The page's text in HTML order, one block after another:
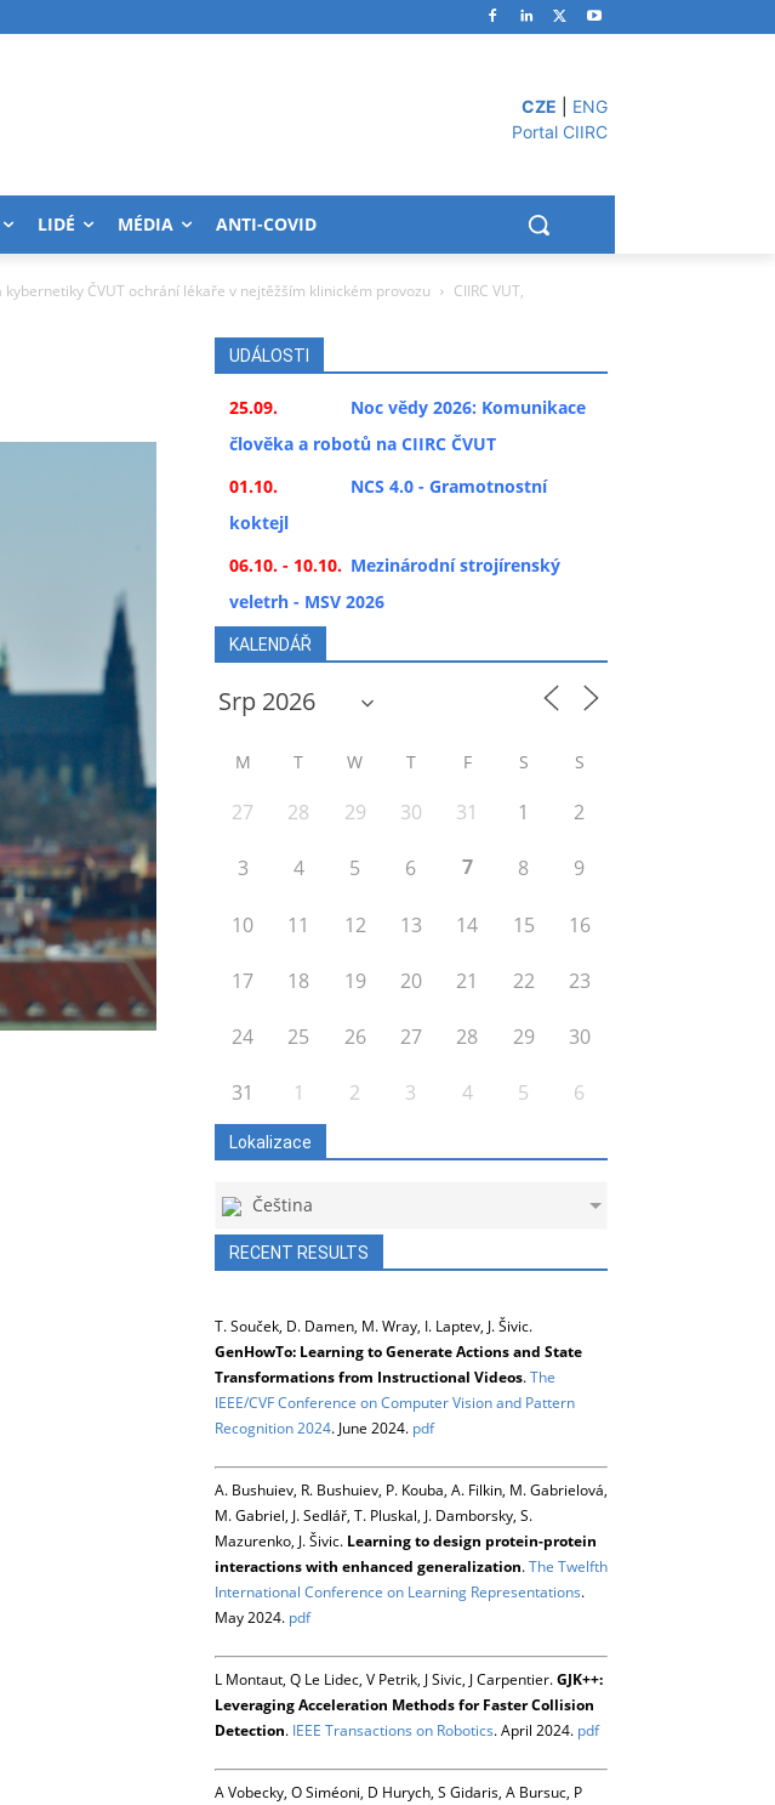
CZE
ENG
Portal CIIRC
LIDÉ MÉDIA ANTI-COVID
ČVUT ochrání lékaře v nejtěžším klinickém provozu
CIIRC VUT,
UDÁLOSTI
25.09.
Noc vědy 2026: Komunikace
člověka a robotů na CIIRC ČVUT
01.10.
NCS 4.0 - Gramotnostní
koktejl
06.10. - 10.10. Mezinárodní strojírenský
veletrh - MSV 2026
KALENDÁŘ
M T W T F S S
27 28 29 30 31 1 2
3 4 5 6 7 8 9
10 11 12 13 14 15 16
17 18 19 20 21 22 23
24 25 26 27 28 29 30
31 1 2 3 4 5 6
Lokalizace
Čeština
RECENT RESULTS
T. Souček, D. Damen, M. Wray, I. Laptev, J. Šivic.
GenHowTo: Learning to Generate Actions and State
Transformations from Instructional Videos.The
IEEE/CVF Conference on Computer Vision and Pattern
Recognition 2024. June 2024. pdf
A. Bushuiev, R. Bushuiev, P. Kouba, A. Filkin, M. Gabrielová,
M. Gabriel, J. Sedlář, T. Pluskal, J. Damborsky, S.
Mazurenko, J. Šivic. Learning to design protein-protein
interactions with enhanced generalization.The Twelfth
International Conference on Learning Representations.
May 2024. pdf
L Montaut, Q Le Lidec, V Petrik, J Sivic, J Carpentier.GJK++:
Leveraging Acceleration Methods for Faster Collision
Detection. IEEE Transactions on Robotics. April 2024. pdf
A Vobecky, O Siméoni, D Hurych, S Gidaris, A Bursuc, P